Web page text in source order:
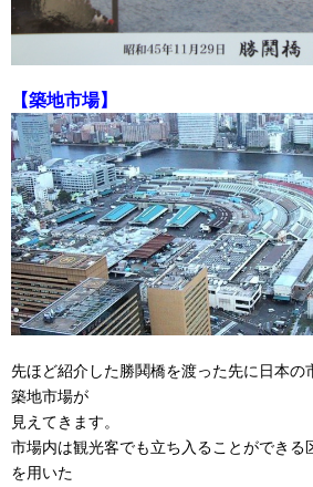
【築地市場】
先ほど紹介した勝鬨橋を渡った先に日本の
築地市場が
見えてきます。
市場内は観光客でも立ち入ることができる
を用いた